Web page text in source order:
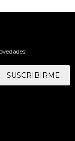
SUSCRIBIRME